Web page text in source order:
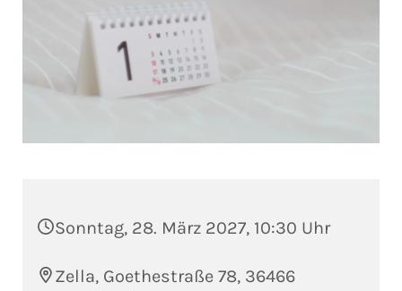
Sonntag, 28. März 2027, 10:30 Uhr
Zella, Goethestraße 78, 36466